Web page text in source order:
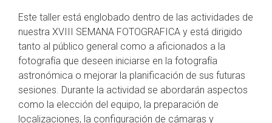
Este taller está englobado dentro de las actividades de
nuestra XVIII SEMANA FOTOGRAFICA y está dirigido
tanto al público general como a aficionados a la
fotografía que deseen iniciarse en la fotografía
astronómica o mejorar la planificación de sus futuras
sesiones. Durante la actividad se abordarán aspectos
como la elección del equipo, la preparación de
localizaciones, la configuración de cámaras y